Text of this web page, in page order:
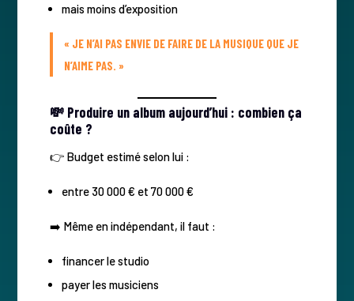
mais moins d’exposition
« JE N’AI PAS ENVIE DE FAIRE DE LA MUSIQUE QUE JE
N’AIME PAS. »
💸 Produire un album aujourd’hui : combien ça
coûte ?
👉 Budget estimé selon lui :
entre 30 000 € et 70 000 €
➡️ Même en indépendant, il faut :
financer le studio
payer les musiciens